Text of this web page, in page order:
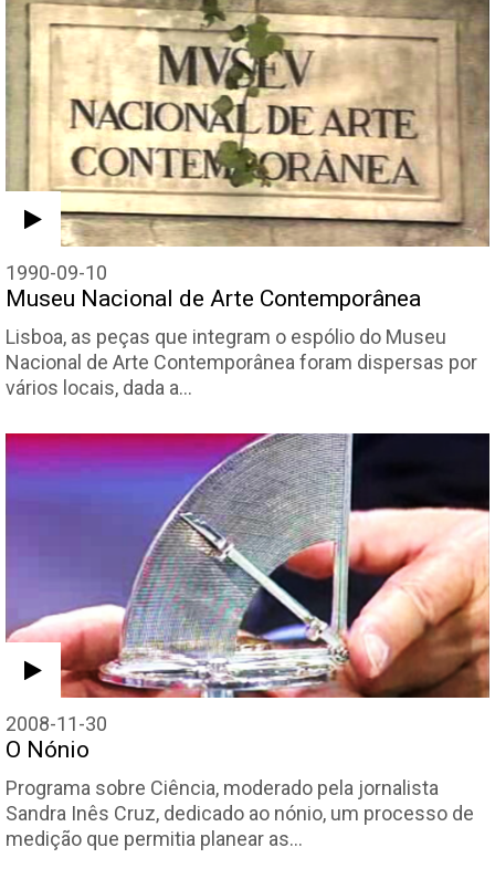
1990-09-10
Museu Nacional de Arte Contemporânea
Lisboa, as peças que integram o espólio do Museu
Nacional de Arte Contemporânea foram dispersas por
vários locais, dada a…
2008-11-30
O Nónio
Programa sobre Ciência, moderado pela jornalista
Sandra Inês Cruz, dedicado ao nónio, um processo de
medição que permitia planear as…